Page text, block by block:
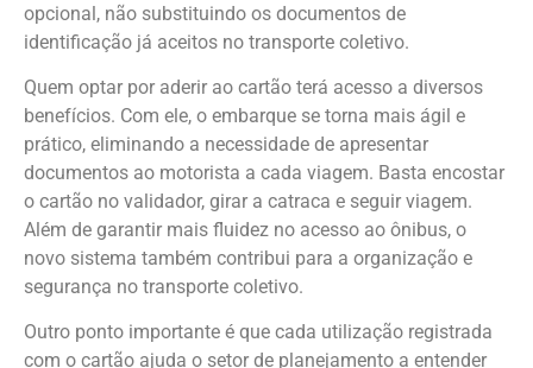
opcional, não substituindo os documentos de
identificação já aceitos no transporte coletivo.
Quem optar por aderir ao cartão terá acesso a diversos
benefícios. Com ele, o embarque se torna mais ágil e
prático, eliminando a necessidade de apresentar
documentos ao motorista a cada viagem. Basta encostar
o cartão no validador, girar a catraca e seguir viagem.
Além de garantir mais fluidez no acesso ao ônibus, o
novo sistema também contribui para a organização e
segurança no transporte coletivo.
Outro ponto importante é que cada utilização registrada
com o cartão ajuda o setor de planejamento a entender